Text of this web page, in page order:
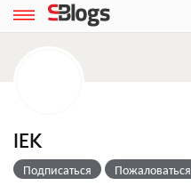
IEK
Подписаться Пожаловаться